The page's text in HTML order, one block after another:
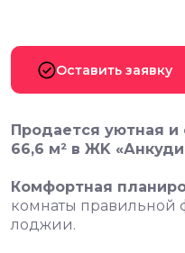
Оставить заявку
Продается уютная и
66,6 м² в ЖK
Комфортная
комнаты правильной
лоджии.